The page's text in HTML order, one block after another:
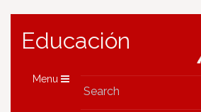
Educación
Menu